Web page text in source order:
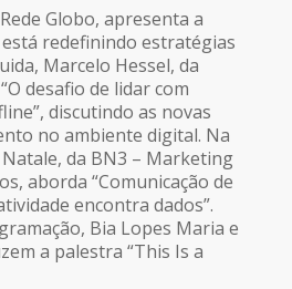
Globo, apresenta a
está redefinindo estratégias
Marcelo Hessel, da
desafio de lidar com
discutindo as novas
no ambiente digital. Na
da BN3 – Marketing
aborda “Comunicação de
encontra dados”.
Bia Lopes Maria e
a palestra “This Is a